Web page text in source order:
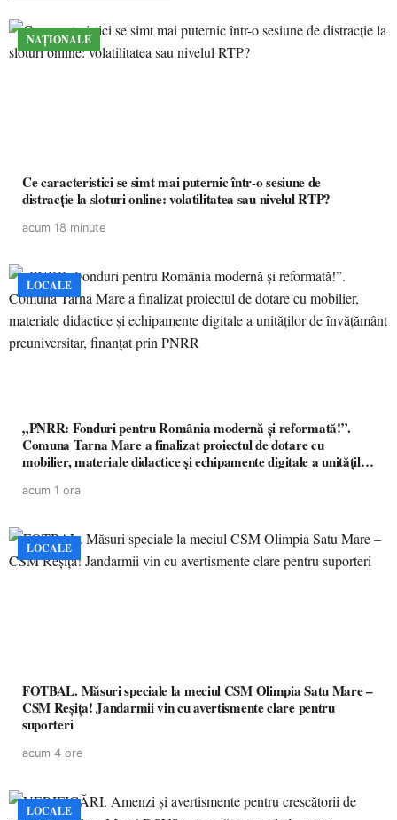
NAȚIONALE
Ce caracteristici se simt mai puternic într-o sesiune de
distracție la sloturi online: volatilitatea sau nivelul RTP?
acum 18 minute
LOCALE
„PNRR: Fonduri pentru România modernă și reformată!”.
Comuna Tarna Mare a finalizat proiectul de dotare cu
mobilier, materiale didactice și echipamente digitale a unităților
acum 1 ora
LOCALE
FOTBAL. Măsuri speciale la meciul CSM Olimpia Satu Mare –
CSM Reșița! Jandarmii vin cu avertismente clare pentru
suporteri
acum 4 ore
LOCALE